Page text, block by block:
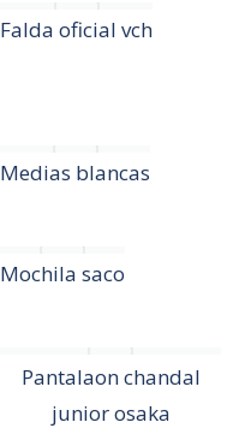
Falda oficial vch
Medias blancas
Mochila saco
Pantalaon chandal
junior osaka